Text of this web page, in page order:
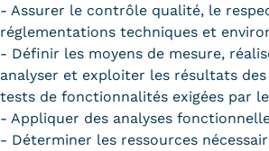
- Assurer le contrôle qualité, le
réglementations techniques et
- Définir les moyens de mesure,
analyser et exploiter les résultats
tests de fonctionnalités exigées par
- Appliquer des analyses
- Déterminer les ressources